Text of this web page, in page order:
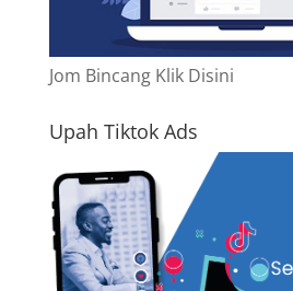
Jom Bincang Klik Disini
Upah Tiktok Ads